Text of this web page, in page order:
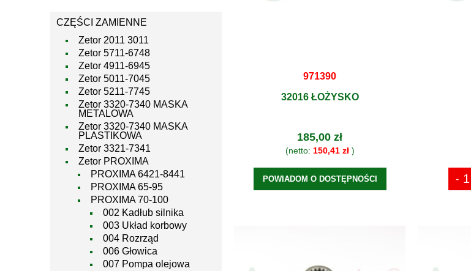
CZĘŚCI ZAMIENNE
Zetor 2011 3011
Zetor 5711-6748
Zetor 4911-6945
Zetor 5011-7045
Zetor 5211-7745
Zetor 3320-7340 MASKA
METALOWA
Zetor 3320-7340 MASKA
PLASTIKOWA
Zetor 3321-7341
Zetor PROXIMA
PROXIMA 6421-8441
PROXIMA 65-95
PROXIMA 70-100
002 Kadłub silnika
003 Układ korbowy
004 Rozrząd
006 Głowica
007 Pompa olejowa
971390
32016 ŁOŻYSKO
185,00 zł
(netto: 150,41 zł)
POWIADOM O DOSTĘPNOŚCI